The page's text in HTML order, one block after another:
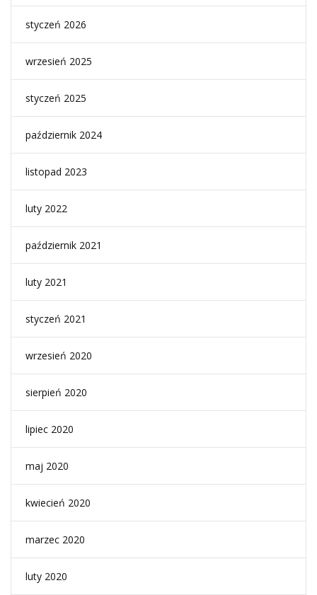
styczeń 2026
wrzesień 2025
styczeń 2025
październik 2024
listopad 2023
luty 2022
październik 2021
luty 2021
styczeń 2021
wrzesień 2020
sierpień 2020
lipiec 2020
maj 2020
kwiecień 2020
marzec 2020
luty 2020